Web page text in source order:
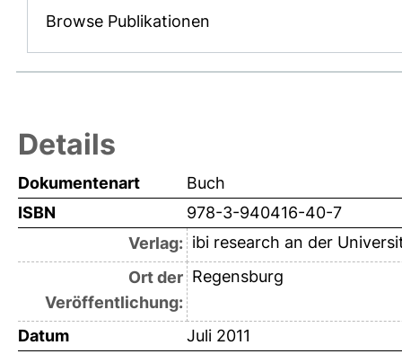
Browse Publikationen
Details
Dokumentenart
Buch
ISBN
978-3-940416-40-7
Verlag: ibi research an der
Ort der
Veröffentlichung:
Regensburg
Datum
Juli 2011